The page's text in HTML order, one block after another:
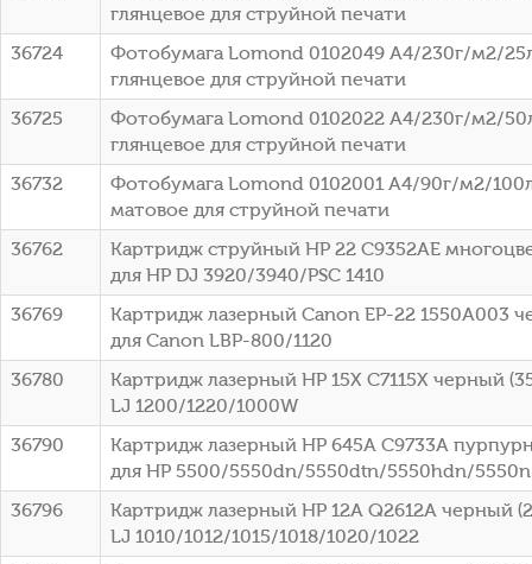
глянцевое для струйной печати
36724
Фотобумага Lomond 0102049 A4/230г/м2/
глянцевое для струйной печати
36725
Фотобумага Lomond 0102022 A4/230г/м2/
глянцевое для струйной печати
36732
Фотобумага Lomond 0102001 A4/90г/м2/
матовое для струйной печати
36762
Картридж струйный HP 22 C9352AE
для HP DJ 3920/3940/PSC 1410
36769
Картридж лазерный Canon EP-22 1550A003
для Canon LBP-800/1120
36780
Картридж лазерный HP 15X C7115X черный
LJ 1200/1220/1000W
36790
Картридж лазерный HP 645A C9733A
для HP 5500/5550dn/5550dtn/5550hdn/5550n
36796
Картридж лазерный HP 12A Q2612A черный
LJ 1010/1012/1015/1018/1020/1022